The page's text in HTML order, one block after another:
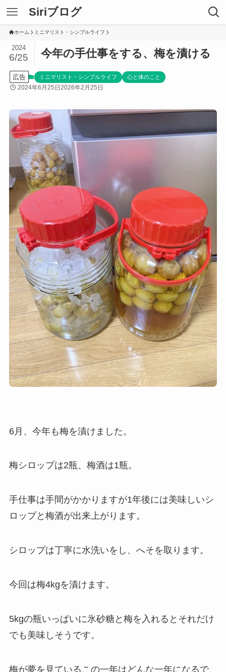
Siriブログ
ホーム ミニマリスト・シンプルライフ
今年の手仕事をする、梅を漬ける
2024
6/25
広告 ミニマリスト・シンプルライフ 心と体のこと
2024年6月25日 2026年2月25日
6月、今年も梅を漬けました。
梅シロップは2瓶、梅酒は1瓶。
手仕事は手間がかかりますが1年後には美味しいシ
ロップと梅酒が出来上がります。
シロップは丁寧に水洗いをし、へそを取ります。
今回は梅4kgを漬けます。
5kgの瓶いっぱいに氷砂糖と梅を入れるとそれだけ
でも美味しそうです。
梅が夢を見ているこの一年はどんな一年になるで